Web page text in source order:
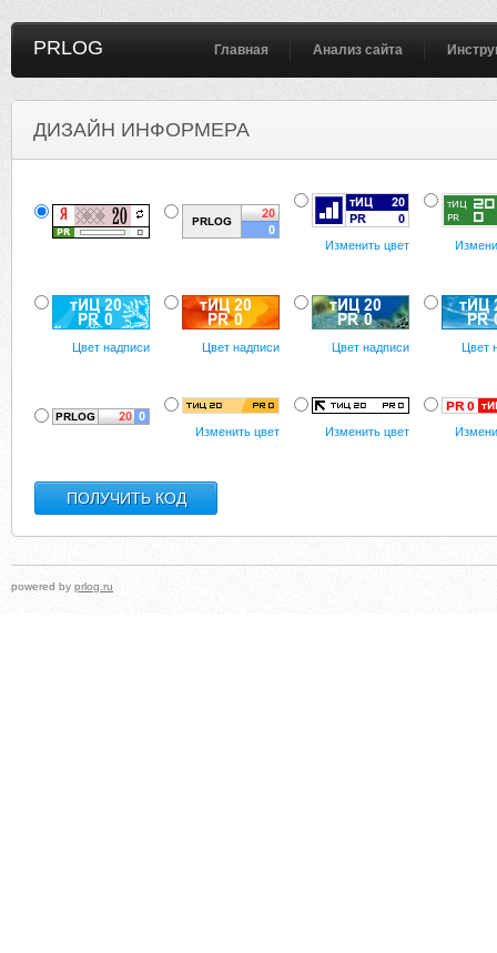
PRLOG Главная Анализ сайта
ДИЗАЙН ИНФОРМЕРА
Изменить цвет
Цвет надписи Цвет надписи Цвет надписи Цвет
Изменить цвет Изменить цвет
powered by prlog.ru